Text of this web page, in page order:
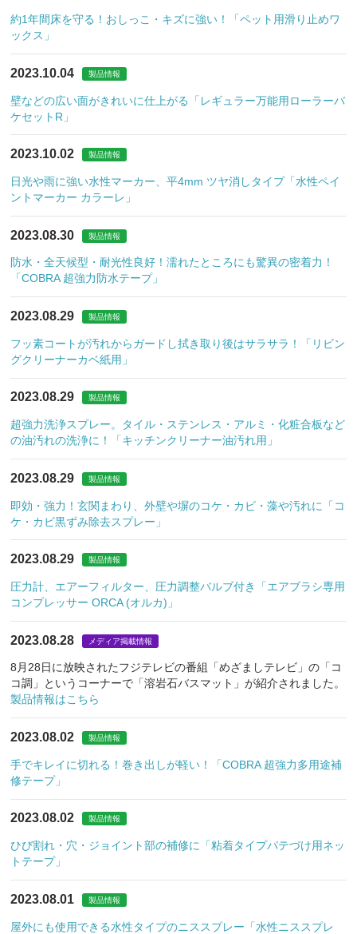
約1年間床を守る！おしっこ・キズに強い！「ペット用滑り止めワ
ックス」
2023.10.04 製品情報
壁などの広い面がきれいに仕上がる「レギュラー万能用ローラーバ
ケセットR」
2023.10.02 製品情報
日光や雨に強い水性マーカー、平4mm ツヤ消しタイプ「水性ペイ
ントマーカー カラーレ」
2023.08.30 製品情報
防水・全天候型・耐光性良好！濡れたところにも驚異の密着力！
「COBRA 超強力防水テープ」
2023.08.29 製品情報
フッ素コートが汚れからガードし拭き取り後はサラサラ！「リビン
グクリーナーカベ紙用」
2023.08.29 製品情報
超強力洗浄スプレー。タイル・ステンレス・アルミ・化粧合板など
の油汚れの洗浄に！「キッチンクリーナー油汚れ用」
2023.08.29 製品情報
即効・強力！玄関まわり、外壁や塀のコケ・カビ・藻や汚れに「コ
ケ・カビ黒ずみ除去スプレー」
2023.08.29 製品情報
圧力計、エアーフィルター、圧力調整バルブ付き「エアブラシ専用
コンプレッサー ORCA (オルカ)」
2023.08.28 メディア掲載情報
8月28日に放映されたフジテレビの番組「めざましテレビ」の「コ
コ調」というコーナーで「溶岩石バスマット」が紹介されました。
製品情報はこちら
2023.08.02 製品情報
手でキレイに切れる！巻き出しが軽い！「COBRA 超強力多用途補
修テープ」
2023.08.02 製品情報
ひび割れ・穴・ジョイント部の補修に「粘着タイプパテづけ用ネッ
トテープ」
2023.08.01 製品情報
屋外にも使用できる水性タイプのニススプレー「水性ニススプレ